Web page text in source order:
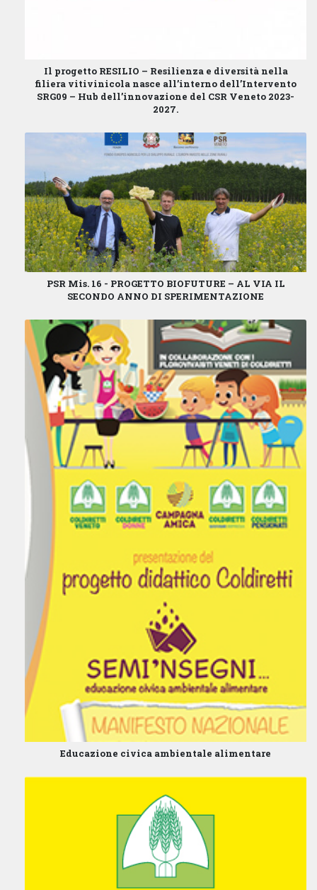
Il progetto RESILIO – Resilienza e diversità nella
filiera vitivinicola nasce all’interno dell’Intervento
SRG09 – Hub dell’innovazione del CSR Veneto 2023-
2027.
PSR Mis. 16 - PROGETTO BIOFUTURE – AL VIA IL
SECONDO ANNO DI SPERIMENTAZIONE
Educazione civica ambientale alimentare